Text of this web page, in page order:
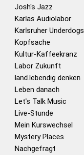
Josh's Jazz
Karlas Audiolabor
Karlsruher Underdogs
Kopfsache
Kultur-Kaffeekranz
Labor Zukunft
land.lebendig denken
Leben danach
Let's Talk Music
Live-Stunde
Mein Kurswechsel
Mystery Places
Nachgefragt